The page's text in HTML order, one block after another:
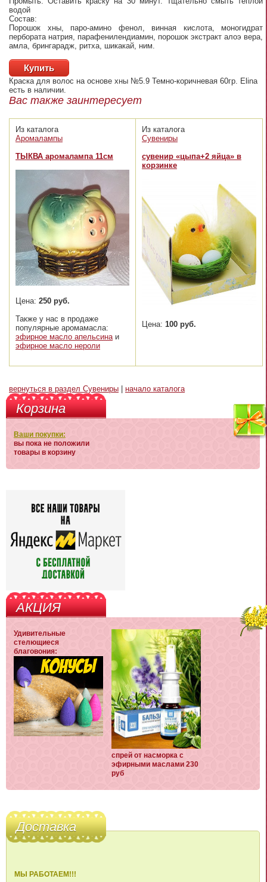
водой
Состав:
Порошок хны, паро-амино фенол, винная кислота, моногидрат
пербората натрия, парафенилендиамин, порошок экстракт алоэ вера,
амла, брингарадж, ритха, шикакай, ним.
Купить
Краска для волос на основе хны №5.9 Темно-коричневая 60гр. Elina
есть в наличии.
Вас также заинтересует
Из каталога
Аромалампы
ТЫКВА аромалампа 11см
Цена: 250 руб.
Также у нас в продаже
популярные аромамасла:
эфирное масло апельсинаи
эфирное масло нероли
Из каталога
Сувениры
сувенир «цыпа+2 яйца» в
корзинке
Цена: 100 руб.
вернуться в раздел Сувениры | начало каталога
Корзина
Ваши покупки:
вы пока не положили
товары в корзину
АКЦИЯ
Удивительные
стелющиеся
благовония:
спрей от насморка с
эфирными маслами 230
руб
Доставка
МЫ РАБОТАЕМ!!!